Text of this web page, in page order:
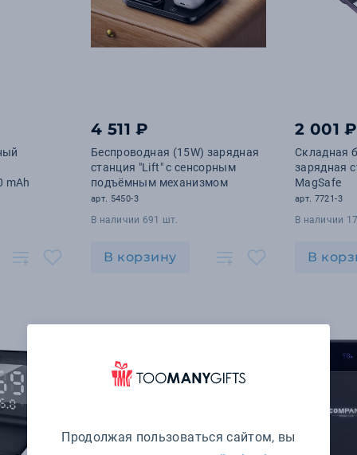
mAh
4 511 ₽
Беспроводная (15W) зарядная
станция "Lift" с сенсорным
подъёмным механизмом
арт. 5450-3
В наличии 691 шт.
В корзину
2 001 ₽
Складная
зарядная
MagSafe
арт. 7721-3
В наличии
В
Продолжая пользоваться сайтом, вы